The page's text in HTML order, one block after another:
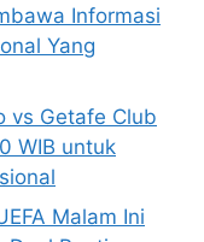
Informasi
Yang
vs Getafe Club
WIB untuk
Malam Ini